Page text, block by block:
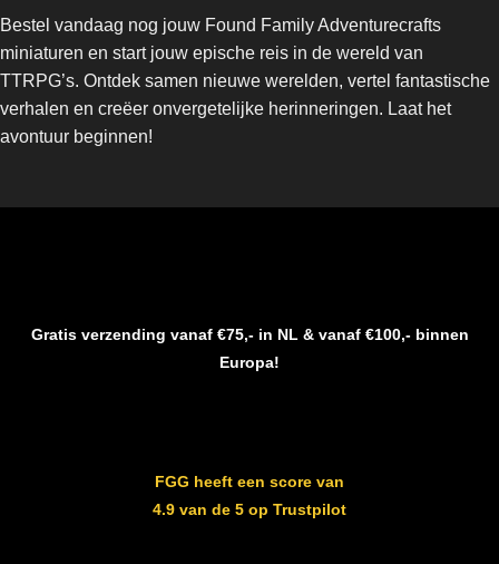
Bestel vandaag nog jouw Found Family Adventurecrafts
miniaturen en start jouw epische reis in de wereld van
TTRPG’s. Ontdek samen nieuwe werelden, vertel fantastische
verhalen en creëer onvergetelijke herinneringen. Laat het
avontuur beginnen!
Gratis verzending vanaf €75,- in NL & vanaf €100,- binnen
Europa!
FGG heeft een score van
4.9 van de 5 op Trustpilot